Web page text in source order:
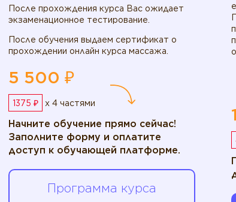
После прохождения курса Вас ожидает
экзаменационное тестирование.
После обучения выдаем сертификат о
прохождении онлайн курса массажа.
5 500 ₽
1375 ₽ x 4 частями
Начните обучение прямо сейчас!
Заполните форму и оплатите
доступ к обучающей платформе.
Программа курса